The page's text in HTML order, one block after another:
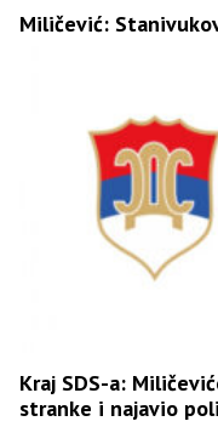
Miličević:
Kraj SDS-a:
stranke i najavio